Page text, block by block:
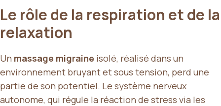
Le rôle de la respiration et de la
relaxation
Un massage migraine isolé, réalisé dans un
environnement bruyant et sous tension, perd une
partie de son potentiel. Le système nerveux
autonome, qui régule la réaction de stress via les